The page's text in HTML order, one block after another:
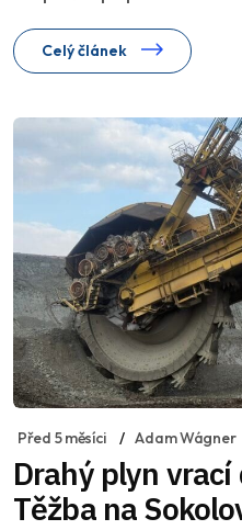
Celý článek
Před 5 měsíci Adam Wágner
Drahý plyn
Těžba na